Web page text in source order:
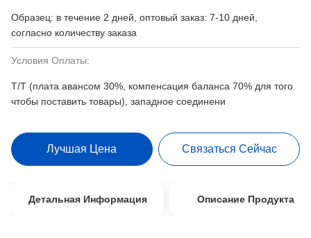
Образец: в течение 2 дней, оптовый заказ: 7-10 дней,
согласно количеству заказа
Условия Оплаты:
T/T (плата авансом 30%, компенсация баланса 70% для того
чтобы поставить товары), западное соединени
Лучшая Цена Связаться Сейчас
Детальная Информация Описание Продукта